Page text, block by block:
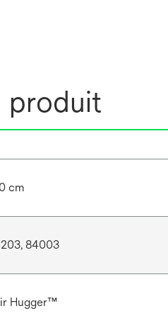
produit
cm
84003
Hugger™